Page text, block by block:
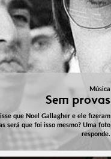
Música
Sem provas
que Noel Gallagher e ele fizeram
será que foi isso mesmo? Uma foto
responde.